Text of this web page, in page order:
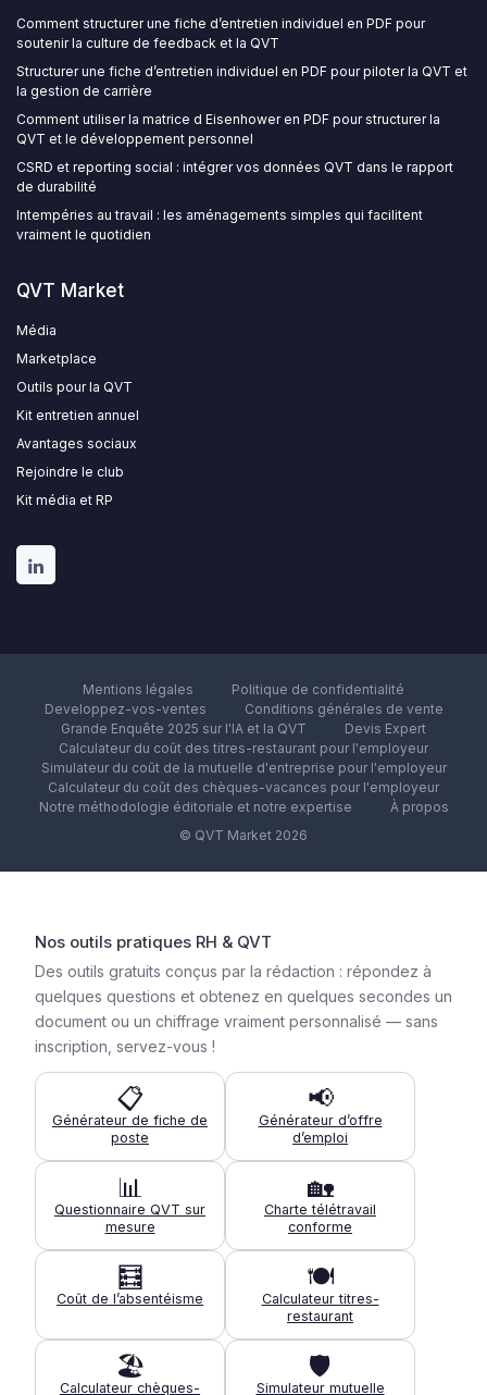
Comment structurer une fiche d’entretien individuel en PDF pour
soutenir la culture de feedback et la QVT
Structurer une fiche d’entretien individuel en PDF pour piloter la QVT et
la gestion de carrière
Comment utiliser la matrice d Eisenhower en PDF pour structurer la
QVT et le développement personnel
CSRD et reporting social : intégrer vos données QVT dans le rapport
de durabilité
Intempéries au travail : les aménagements simples qui facilitent
vraiment le quotidien
QVT Market
Média
Marketplace
Outils pour la QVT
Kit entretien annuel
Avantages sociaux
Rejoindre le club
Kit média et RP
Mentions légales
Politique de confidentialité
Developpez-vos-ventes
Conditions générales de vente
Grande Enquête 2025 sur l'IA et la QVT
Devis Expert
Calculateur du coût des titres-restaurant pour l'employeur
Simulateur du coût de la mutuelle d'entreprise pour l'employeur
Calculateur du coût des chèques-vacances pour l'employeur
Notre méthodologie éditoriale et notre expertise
À propos
© QVT Market 2026
Nos outils pratiques RH & QVT
Des outils gratuits conçus par la rédaction : répondez à
quelques questions et obtenez en quelques secondes un
document ou un chiffrage vraiment personnalisé — sans
inscription, servez-vous !
📋
Générateur de fiche de
poste
📢
Générateur d’offre
d’emploi
📊
Questionnaire QVT sur
mesure
🏡
Charte télétravail
conforme
🧮
Coût de l’absentéisme
🍽️
Calculateur titres-
restaurant
🏖️
Calculateur chèques-
🛡️
Simulateur mutuelle